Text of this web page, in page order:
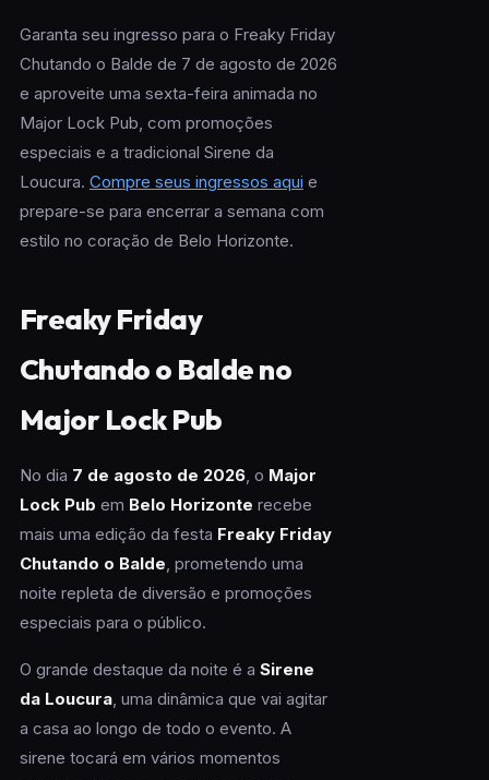
Garanta seu ingresso para o Freaky Friday
Chutando o Balde de 7 de agosto de 2026
e aproveite uma sexta-feira animada no
Major Lock Pub, com promoções
especiais e a tradicional Sirene da
Loucura. Compre seus ingressos aqui e
prepare-se para encerrar a semana com
estilo no coração de Belo Horizonte.
Freaky Friday
Chutando o Balde no
Major Lock Pub
No dia 7 de agosto de 2026, o Major
Lock Pub em Belo Horizonte recebe
mais uma edição da festa Freaky Friday
Chutando o Balde, prometendo uma
noite repleta de diversão e promoções
especiais para o público.
O grande destaque da noite é a Sirene
da Loucura, uma dinâmica que vai agitar
a casa ao longo de todo o evento. A
sirene tocará em vários momentos